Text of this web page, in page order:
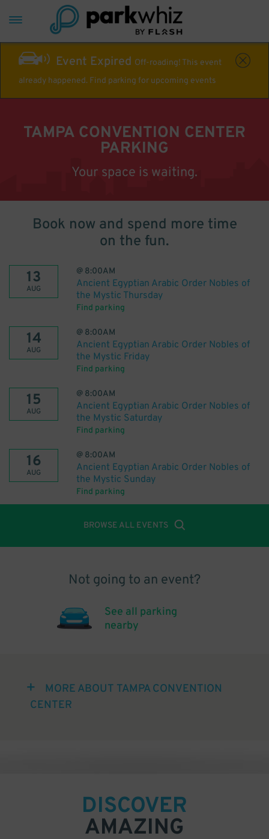
Event Expired Off-roading! This event
already happened. Find parking for upcoming events
TAMPA CONVENTION CENTER
PARKING
Your space is waiting.
Book now and spend more time
on the fun.
13
AUG
@ 8:00AM
Ancient Egyptian Arabic Order Nobles of
the Mystic Thursday
Find parking
14
AUG
@ 8:00AM
Ancient Egyptian Arabic Order Nobles of
the Mystic Friday
Find parking
15
AUG
@ 8:00AM
Ancient Egyptian Arabic Order Nobles of
the Mystic Saturday
Find parking
16
AUG
@ 8:00AM
Ancient Egyptian Arabic Order Nobles of
the Mystic Sunday
Find parking
BROWSE ALL EVENTS
Not going to an event?
See all parking
nearby
MORE ABOUT TAMPA CONVENTION
CENTER
DISCOVER
AMAZING